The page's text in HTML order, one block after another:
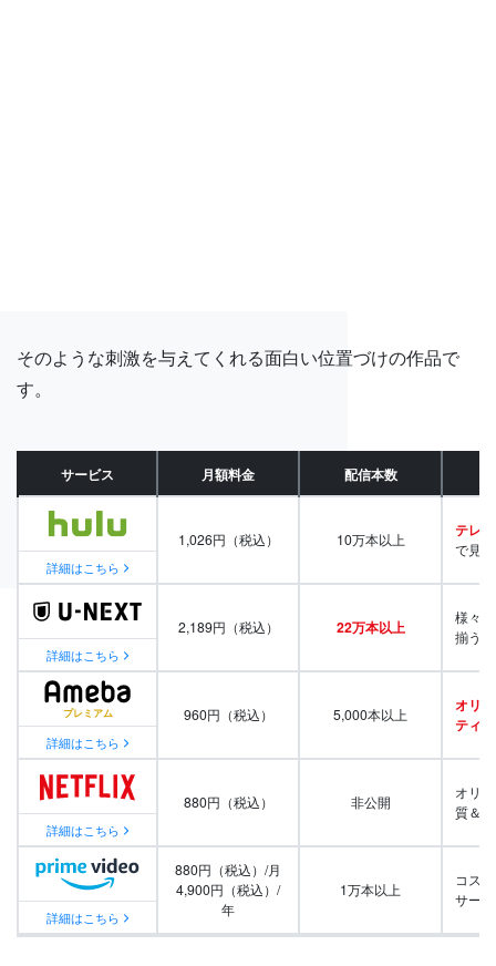
そのような刺激を与えてくれる面白い位置づけの作品で
す。
サービス 月額料金 配信本数
詳細はこちら
1,026円（税込） 10万本以上 テレビ
で見
詳細はこちら
2,189円（税込） 22万本以上
様々
揃う
詳細はこちら
960円（税込） 5,000本以上
オリ
ティ
詳細はこちら
880円（税込） 非公開
オリ
質＆
詳細はこちら
880円（税込）/月
4,900円（税込）/
年
1万本以上
コス
サー